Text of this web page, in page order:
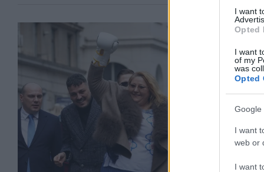
I want
Opted
I want
of my
was
Opted
Google
I want
web or
I want